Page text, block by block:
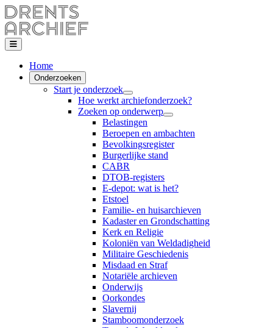
Home
Onderzoeken
Start je onderzoek
Hoe werkt archiefonderzoek?
Zoeken op onderwerp
Belastingen
Beroepen en ambachten
Bevolkingsregister
Burgerlijke stand
CABR
DTOB-registers
E-depot: wat is het?
Etstoel
Familie- en huisarchieven
Kadaster en Grondschatting
Kerk en Religie
Koloniën van Weldadigheid
Militaire Geschiedenis
Misdaad en Straf
Notariële archieven
Onderwijs
Oorkondes
Slavernij
Stamboomonderzoek